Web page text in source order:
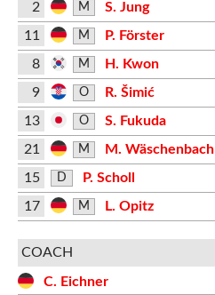
2
M S. Jung
11 M P. Förster
8 M H. Kwon
9 O R. Šimić
13 O S. Fukuda
21 M
M. Wäschenbach
15
D
P. Scholl
17
M L. Opitz
COACH
C. Eichner